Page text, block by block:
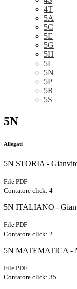
4T
5A
5C
5E
5G
5H
5L
5N
5P
5R
5S
5N
Allegati
5N STORIA -
File PDF
Contatore click: 4
5N ITALIANO -
File PDF
Contatore click: 2
5N MATEMATICA -
File PDF
Contatore click: 35